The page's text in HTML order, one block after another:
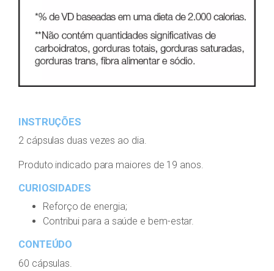
INSTRUÇÕES
2 cápsulas duas vezes ao dia.
Produto indicado para maiores de 19 anos.
CURIOSIDADES
Reforço de energia;
Contribui para a saúde e bem-estar.
CONTEÚDO
60 cápsulas.